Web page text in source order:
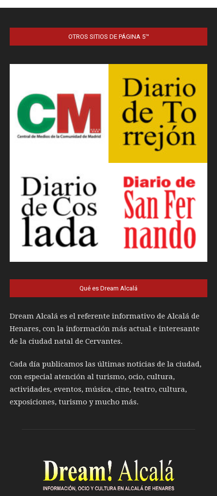
OTROS SITIOS DE PÁGINA 5™
Qué es Dream Alcalá
Dream Alcalá es el referente informativo de Alcalá de
Henares, con la información más actual e interesante
de la ciudad natal de Cervantes.
Cada día publicamos las últimas noticias de la ciudad,
con especial atención al turismo, ocio, cultura,
actividades, eventos, música, cine, teatro, cultura,
exposiciones, turismo y mucho más.